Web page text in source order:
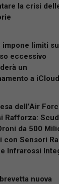
la crisi
impone limiti
eccessivo
un
a
dell’Air
Rafforza:
da 500
con Sensori
Infrarossi
nuova